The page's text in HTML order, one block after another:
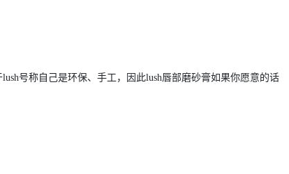
lush号称自己是环保、手工，因此lush唇部磨砂膏如果你愿意的话